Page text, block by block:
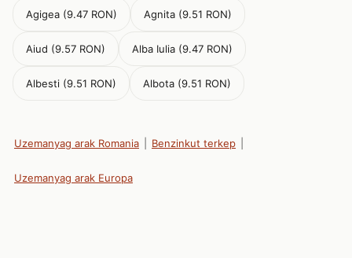
Agigea (9.47 RON) Agnita (9.51 RON)
Aiud (9.57 RON) Alba Iulia (9.47 RON)
Albesti (9.51 RON) Albota (9.51 RON)
Uzemanyag arak Romania Benzinkut terkep
Uzemanyag arak Europa